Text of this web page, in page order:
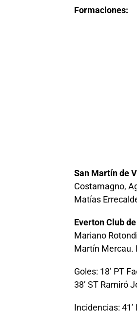
Formaciones:
San Martín de
Costamagno,
Matías
Everton Club
Mariano
Martín Mercau.
Goles: 18’ PT
38’ ST Ramiró
Incidencias: